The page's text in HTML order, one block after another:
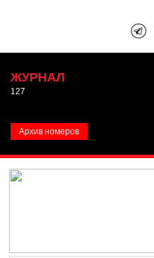
ЖУРНАЛ
127
Архив номеров